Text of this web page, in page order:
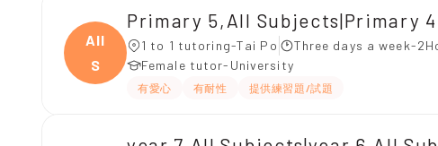
All
S
Primary 5,All Subjects|Primary
1 to 1 tutoring-Tai Po
Three days a week-
Female tutor-University
有愛心 有耐性 提供練習題/試題